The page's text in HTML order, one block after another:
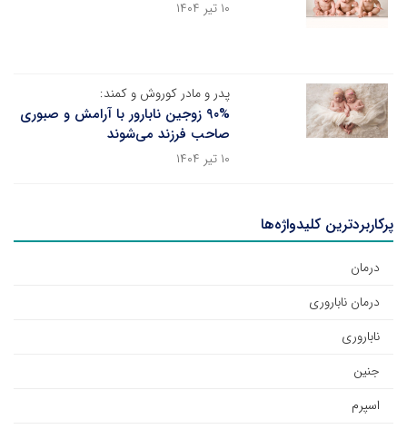
۱۰ تیر ۱۴۰۴
پدر و مادر کوروش و کمند:
۹۰% زوجین نابارور با آرامش و صبوری
صاحب فرزند می‌شوند
۱۰ تیر ۱۴۰۴
پرکاربردترین کلیدواژه‌ها
درمان
درمان ناباروری
ناباروری
جنین
اسپرم